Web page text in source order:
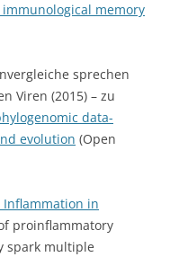
memory
sprechen
Viren (2015) – zu
data-
evolution (Open
Inflammation in
proinflammatory
spark multiple